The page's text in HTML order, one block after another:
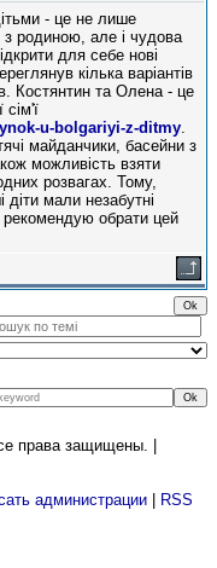
- це не лише
з родиною, але і чудова
для себе нові
кілька варіантів
Костянтин та Олена - це
u-bolgariyi-z-ditmy.
майданчики, басейни з
можливість взяти
розвагах. Тому,
мали незабутні
рекомендую обрати цей
права защищены. |
администрации RSS